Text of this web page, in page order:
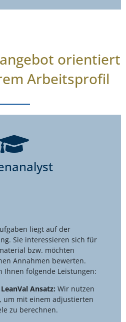
orientiert
Arbeitsprofil
liegt auf der
Sie interessieren sich für
bzw. möchten
Annahmen bewerten.
Ihnen folgende Leistungen:
Ansatz: Wir nutzen
um mit einem adjustierten
zu berechnen.